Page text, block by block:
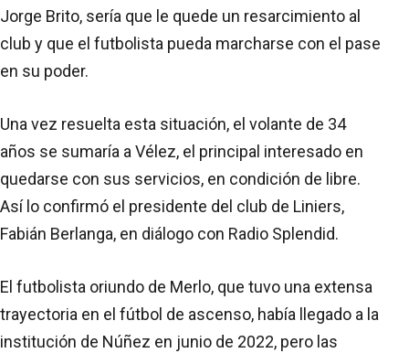
Jorge Brito, sería que le quede un resarcimiento al
club y que el futbolista pueda marcharse con el pase
en su poder.
Una vez resuelta esta situación, el volante de 34
años se sumaría a Vélez, el principal interesado en
quedarse con sus servicios, en condición de libre.
Así lo confirmó el presidente del club de Liniers,
Fabián Berlanga, en diálogo con Radio Splendid.
El futbolista oriundo de Merlo, que tuvo una extensa
trayectoria en el fútbol de ascenso, había llegado a la
institución de Núñez en junio de 2022, pero las